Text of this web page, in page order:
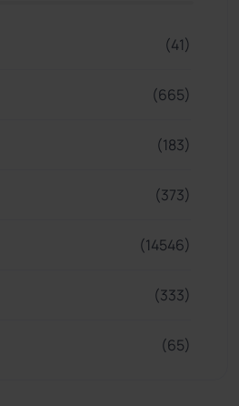
(41)
(665)
(183)
(373)
(14546)
(333)
(65)